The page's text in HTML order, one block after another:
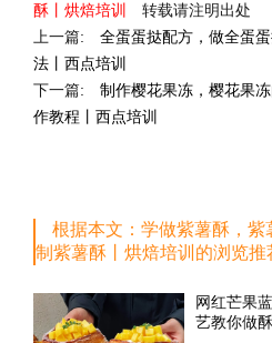
酥丨烘焙培训
转载请注明出处
上一篇:
全蛋蛋挞配方，做全蛋
法丨西点培训
下一篇:
制作樱花果冻，樱花果
作教程丨西点培训
根据本文：学做紫薯酥，紫
制紫薯酥丨烘焙培训的浏览推
网红芒果
艺教你做